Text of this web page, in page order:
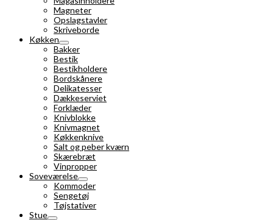
Magneter
Opslagstavler
Skriveborde
Køkken
Bakker
Bestik
Bestikholdere
Bordskånere
Delikatesser
Dækkeserviet
Forklæder
Knivblokke
Knivmagnet
Køkkenknive
Salt og peber kværn
Skærebræt
Vinpropper
Soveværelse
Kommoder
Sengetøj
Tøjstativer
Stue